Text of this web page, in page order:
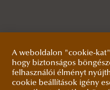
A weboldalon "cookie-
hogy biztonságos
felhasználói élményt
cookie beállítások igény